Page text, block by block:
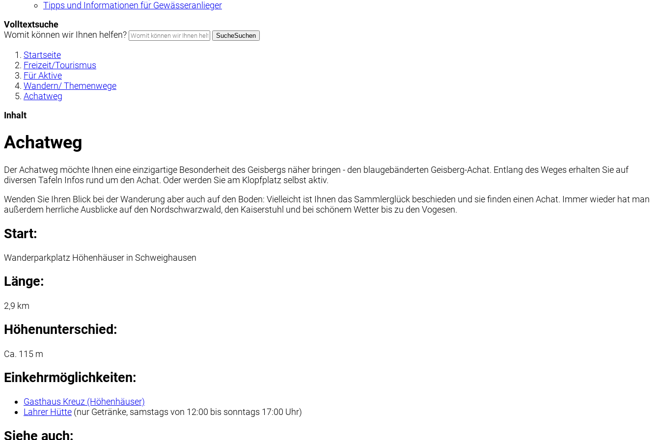
Tipps und Informationen für Gewässeranlieger
Volltextsuche
Womit können wir Ihnen helfen?
SucheSuchen
Startseite
Freizeit/Tourismus
Für Aktive
Wandern/ Themenwege
Achatweg
Inhalt
Achatweg
Der Achatweg möchte Ihnen eine einzigartige Besonderheit des Geisbergs näher bringen - den blaugebänderten Geisberg-Achat. Entlang des Weges erhalten Sie auf
diversen Tafeln Infos rund um den Achat. Oder werden Sie am Klopfplatz selbst aktiv.
Wenden Sie Ihren Blick bei der Wanderung aber auch auf den Boden: Vielleicht ist Ihnen das Sammlerglück beschieden und sie finden einen Achat. Immer wieder hat man
außerdem herrliche Ausblicke auf den Nordschwarzwald, den Kaiserstuhl und bei schönem Wetter bis zu den Vogesen.
Start:
Wanderparkplatz Höhenhäuser in Schweighausen
Länge:
2,9 km
Höhenunterschied:
Ca. 115 m
Einkehrmöglichkeiten:
Gasthaus Kreuz (Höhenhäuser)
Lahrer Hütte (nur Getränke, samstags von 12:00 bis sonntags 17:00 Uhr)
Siehe auch: